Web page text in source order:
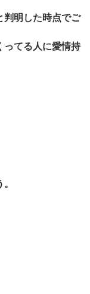
判明した時点でご
ってる人に愛情持